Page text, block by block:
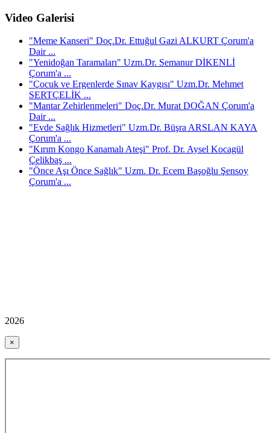
Video Galerisi
"Meme Kanseri" Doç.Dr. Ettuğul Gazi ALKURT Çorum'a
Dair ...
"Yenidoğan Taramaları" Uzm.Dr. Semanur DİKENLİ
Çorum'a ...
"Çocuk ve Ergenlerde Sınav Kaygısı" Uzm.Dr. Mehmet
SERTÇELİK ...
"Mantar Zehirlenmeleri" Doç.Dr. Murat DOĞAN Çorum'a
Dair ...
"Evde Sağlık Hizmetleri" Uzm.Dr. Büşra ARSLAN KAYA
Çorum'a ...
"Kırım Kongo Kanamalı Ateşi" Prof. Dr. Aysel Kocagül
Çelikbaş ...
"Önce Aşı Önce Sağlık" Uzm. Dr. Ecem Başoğlu Şensoy
Çorum'a ...
2026
×